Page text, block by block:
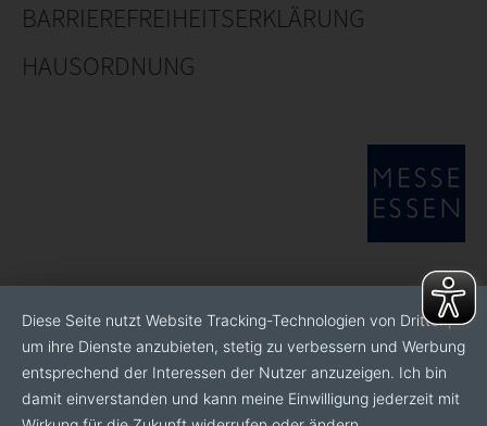
BARRIEREFREIHEITSERKLÄRUNG
HAUSORDNUNG
Diese Seite nutzt Website Tracking-Technologien von Dritten,
um ihre Dienste anzubieten, stetig zu verbessern und Werbung
entsprechend der Interessen der Nutzer anzuzeigen. Ich bin
damit einverstanden und kann meine Einwilligung jederzeit mit